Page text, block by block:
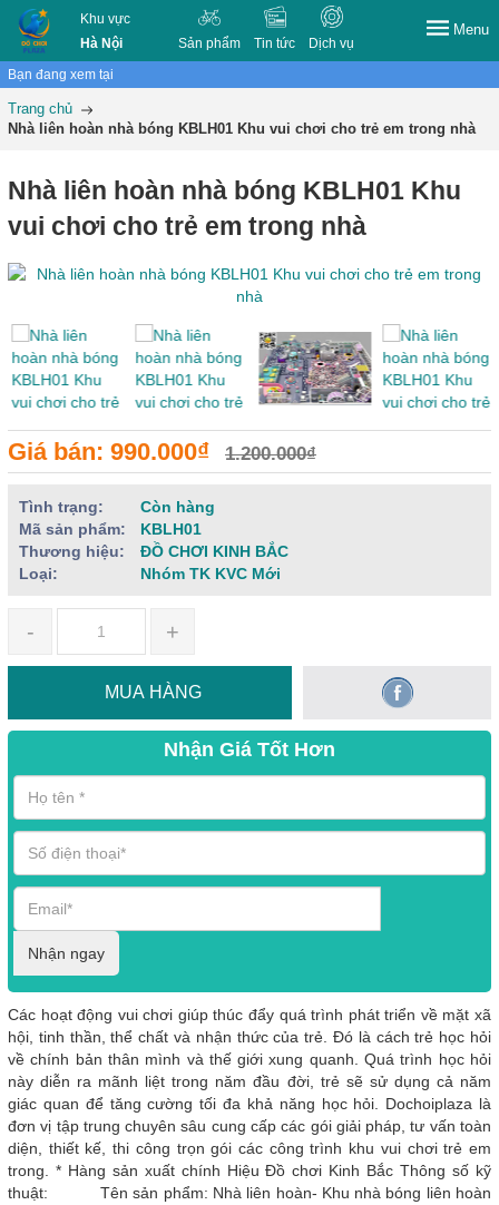
Khu vực
Hà Nội
Sản phẩm Tin tức Dịch vụ
Menu
Bạn đang xem tại
Trang chủ
Nhà liên hoàn nhà bóng KBLH01 Khu vui chơi cho trẻ em trong nhà
Nhà liên hoàn nhà bóng KBLH01 Khu
vui chơi cho trẻ em trong nhà
Giá bán: 990.000₫ 1.200.000₫
Tình trạng:
Còn hàng
Mã sản phẩm:
KBLH01
Thương hiệu:
ĐỒ CHƠI KINH BẮC
Loại:
Nhóm TK KVC Mới
- +
MUA HÀNG
Nhận Giá Tốt Hơn
Nhận ngay
Các hoạt động vui chơi giúp thúc đẩy quá trình phát triển về mặt xã
hội, tinh thần, thể chất và nhận thức của trẻ. Đó là cách trẻ học hỏi
về chính bản thân mình và thế giới xung quanh. Quá trình học hỏi
này diễn ra mãnh liệt trong năm đầu đời, trẻ sẽ sử dụng cả năm
giác quan để tăng cường tối đa khả năng học hỏi. Dochoiplaza là
đơn vị tập trung chuyên sâu cung cấp các gói giải pháp, tư vấn toàn
diện, thiết kế, thi công trọn gói các công trình khu vui chơi trẻ em
trong. * Hàng sản xuất chính Hiệu Đồ chơi Kinh Bắc Thông số kỹ
thuật: Tên sản phẩm: Nhà liên hoàn- Khu nhà bóng liên hoàn